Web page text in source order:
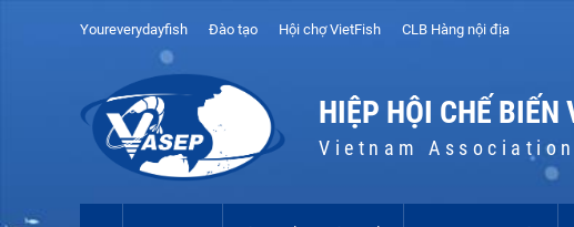
Youreverydayfish Đào tạo Hội chợ VietFish CLB Hàng nội địa
HIỆP HỘI CHẾ BIẾN
Vietnam